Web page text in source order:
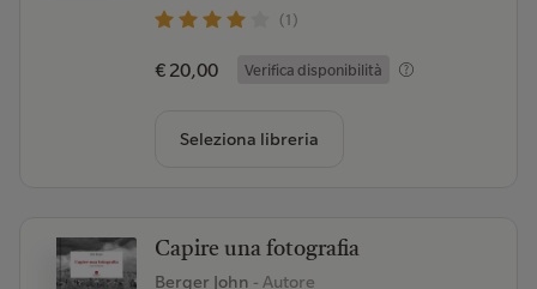
(1)
€ 20,00 Verifica disponibilità
Seleziona libreria
Capire una fotografia
Berger John - Autore